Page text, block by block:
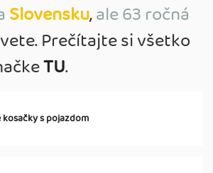
Slovensku,ale 63 ročná
Prečítajte si všetko
TU.
s pojazdom